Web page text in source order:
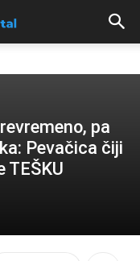
pa
Pevačica čiji
TEŠKU